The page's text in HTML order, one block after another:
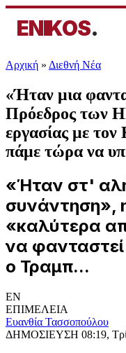
ENIKOS.
Αρχική » Διεθνή Νέα
«Ήταν μια
Πρόεδρος των
εργασίας με
πάμε τώρα να
«Ήταν στ'
συνάντηση»,
«καλύτερα
να φανταστεί
ο Τραμπ...
EN
ΕΠΙΜΕΛΕΙΑ
Ευανθία Τασσοπούλου
ΔΗΜΟΣΙΕΥΣΗ 08:19,